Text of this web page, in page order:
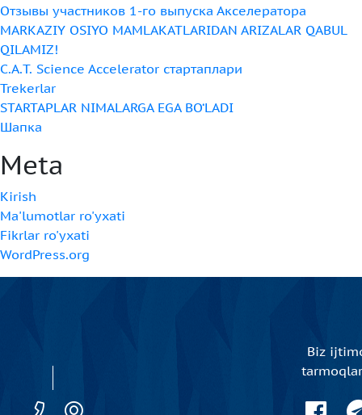
Отзывы участников 1-го выпуска Акселератора
MARKAZIY OSIYO MAMLAKATLARIDAN ARIZALAR QABUL
QILAMIZ!
C.A.T. Science Accelerator стартаплари
Trekerlar
STARTAPLAR NIMALARGA EGA BO‘LADI
Шапка
Meta
Kirish
Ma'lumotlar ro'yxati
Fikrlar ro'yxati
WordPress.org
Biz